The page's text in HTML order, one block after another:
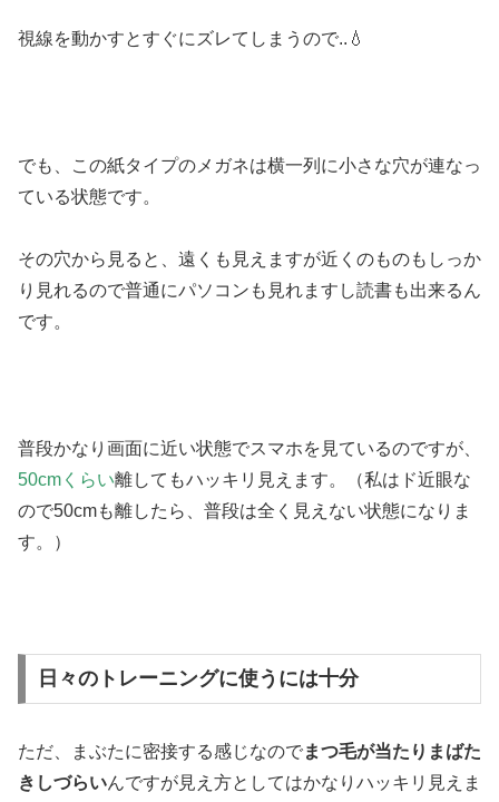
視線を動かすとすぐにズレてしまうので..💧
でも、この紙タイプのメガネは横一列に小さな穴が連なっ
ている状態です。
その穴から見ると、遠くも見えますが近くのものもしっか
り見れるので普通にパソコンも見れますし読書も出来るん
です。
普段かなり画面に近い状態でスマホを見ているのですが、
50cmくらい離してもハッキリ見えます。（私はド近眼な
ので50cmも離したら、普段は全く見えない状態になりま
す。）
日々のトレーニングに使うには十分
ただ、まぶたに密接する感じなのでまつ毛が当たりまばた
きしづらいんですが見え方としてはかなりハッキリ見えま